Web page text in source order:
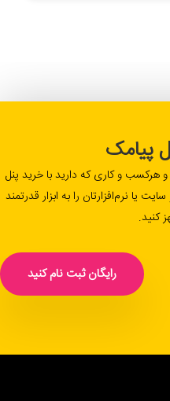
پیامک
هرکسب و کاری که دارید با خرید پنل
یا نرم‌افزارتان را به ابزار قدرتمند
کنید.
رایگان ثبت نام کنید